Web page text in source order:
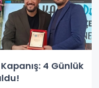
4 Günlük